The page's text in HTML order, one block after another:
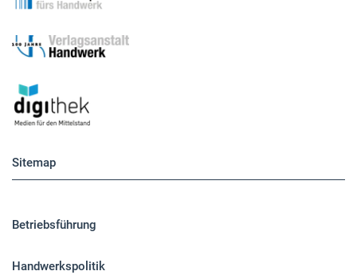
Sitemap
Betriebsführung
Handwerkspolitik